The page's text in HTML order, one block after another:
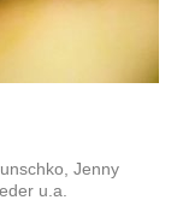
Jenny
u.a.